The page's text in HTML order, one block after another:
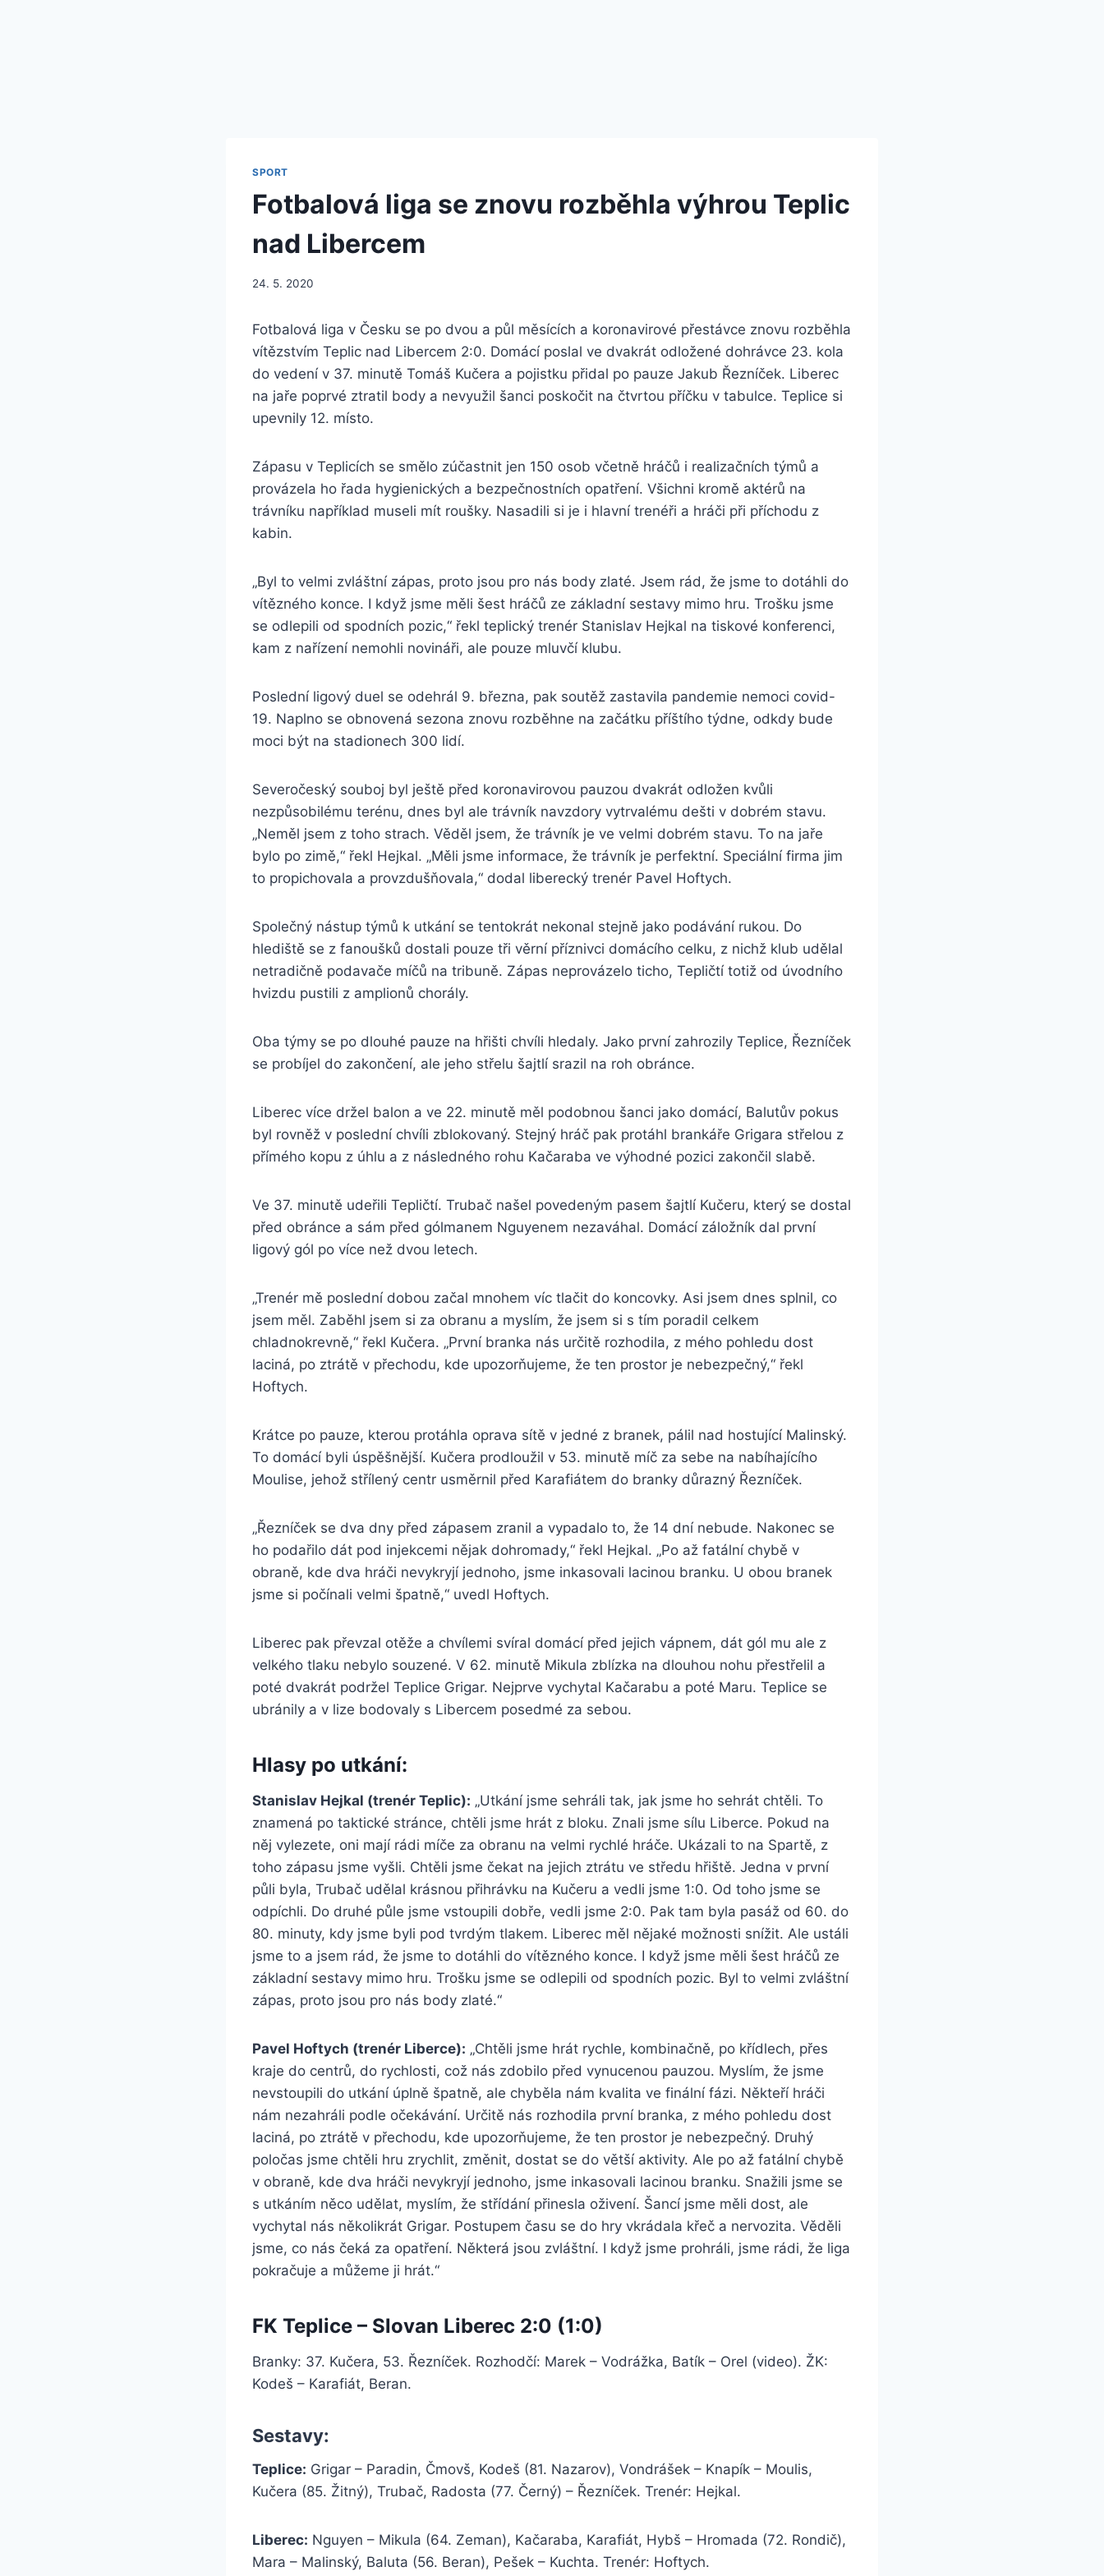
SPORT
Fotbalová liga se znovu rozběhla výhrou Teplic
nad Libercem
24. 5. 2020
Fotbalová liga v Česku se po dvou a půl měsících a koronavirové přestávce znovu rozběhla
vítězstvím Teplic nad Libercem 2:0. Domácí poslal ve dvakrát odložené dohrávce 23. kola
do vedení v 37. minutě Tomáš Kučera a pojistku přidal po pauze Jakub Řezníček. Liberec
na jaře poprvé ztratil body a nevyužil šanci poskočit na čtvrtou příčku v tabulce. Teplice si
upevnily 12. místo.
Zápasu v Teplicích se smělo zúčastnit jen 150 osob včetně hráčů i realizačních týmů a
provázela ho řada hygienických a bezpečnostních opatření. Všichni kromě aktérů na
trávníku například museli mít roušky. Nasadili si je i hlavní trenéři a hráči při příchodu z
kabin.
„Byl to velmi zvláštní zápas, proto jsou pro nás body zlaté. Jsem rád, že jsme to dotáhli do
vítězného konce. I když jsme měli šest hráčů ze základní sestavy mimo hru. Trošku jsme
se odlepili od spodních pozic,“ řekl teplický trenér Stanislav Hejkal na tiskové konferenci,
kam z nařízení nemohli novináři, ale pouze mluvčí klubu.
Poslední ligový duel se odehrál 9. března, pak soutěž zastavila pandemie nemoci covid-
19. Naplno se obnovená sezona znovu rozběhne na začátku příštího týdne, odkdy bude
moci být na stadionech 300 lidí.
Severočeský souboj byl ještě před koronavirovou pauzou dvakrát odložen kvůli
nezpůsobilému terénu, dnes byl ale trávník navzdory vytrvalému dešti v dobrém stavu.
„Neměl jsem z toho strach. Věděl jsem, že trávník je ve velmi dobrém stavu. To na jaře
bylo po zimě,“ řekl Hejkal. „Měli jsme informace, že trávník je perfektní. Speciální firma jim
to propichovala a provzdušňovala,“ dodal liberecký trenér Pavel Hoftych.
Společný nástup týmů k utkání se tentokrát nekonal stejně jako podávání rukou. Do
hlediště se z fanoušků dostali pouze tři věrní příznivci domácího celku, z nichž klub udělal
netradičně podavače míčů na tribuně. Zápas neprovázelo ticho, Tepličtí totiž od úvodního
hvizdu pustili z amplionů chorály.
Oba týmy se po dlouhé pauze na hřišti chvíli hledaly. Jako první zahrozily Teplice, Řezníček
se probíjel do zakončení, ale jeho střelu šajtlí srazil na roh obránce.
Liberec více držel balon a ve 22. minutě měl podobnou šanci jako domácí, Balutův pokus
byl rovněž v poslední chvíli zblokovaný. Stejný hráč pak protáhl brankáře Grigara střelou z
přímého kopu z úhlu a z následného rohu Kačaraba ve výhodné pozici zakončil slabě.
Ve 37. minutě udeřili Tepličtí. Trubač našel povedeným pasem šajtlí Kučeru, který se dostal
před obránce a sám před gólmanem Nguyenem nezaváhal. Domácí záložník dal první
ligový gól po více než dvou letech.
„Trenér mě poslední dobou začal mnohem víc tlačit do koncovky. Asi jsem dnes splnil, co
jsem měl. Zaběhl jsem si za obranu a myslím, že jsem si s tím poradil celkem
chladnokrevně,“ řekl Kučera. „První branka nás určitě rozhodila, z mého pohledu dost
laciná, po ztrátě v přechodu, kde upozorňujeme, že ten prostor je nebezpečný,“ řekl
Hoftych.
Krátce po pauze, kterou protáhla oprava sítě v jedné z branek, pálil nad hostující Malinský.
To domácí byli úspěšnější. Kučera prodloužil v 53. minutě míč za sebe na nabíhajícího
Moulise, jehož střílený centr usměrnil před Karafiátem do branky důrazný Řezníček.
„Řezníček se dva dny před zápasem zranil a vypadalo to, že 14 dní nebude. Nakonec se
ho podařilo dát pod injekcemi nějak dohromady,“ řekl Hejkal. „Po až fatální chybě v
obraně, kde dva hráči nevykryjí jednoho, jsme inkasovali lacinou branku. U obou branek
jsme si počínali velmi špatně,“ uvedl Hoftych.
Liberec pak převzal otěže a chvílemi svíral domácí před jejich vápnem, dát gól mu ale z
velkého tlaku nebylo souzené. V 62. minutě Mikula zblízka na dlouhou nohu přestřelil a
poté dvakrát podržel Teplice Grigar. Nejprve vychytal Kačarabu a poté Maru. Teplice se
ubránily a v lize bodovaly s Libercem posedmé za sebou.
Hlasy po utkání:
Stanislav Hejkal (trenér Teplic): „Utkání jsme sehráli tak, jak jsme ho sehrát chtěli. To
znamená po taktické stránce, chtěli jsme hrát z bloku. Znali jsme sílu Liberce. Pokud na
něj vylezete, oni mají rádi míče za obranu na velmi rychlé hráče. Ukázali to na Spartě, z
toho zápasu jsme vyšli. Chtěli jsme čekat na jejich ztrátu ve středu hřiště. Jedna v první
půli byla, Trubač udělal krásnou přihrávku na Kučeru a vedli jsme 1:0. Od toho jsme se
odpíchli. Do druhé půle jsme vstoupili dobře, vedli jsme 2:0. Pak tam byla pasáž od 60. do
80. minuty, kdy jsme byli pod tvrdým tlakem. Liberec měl nějaké možnosti snížit. Ale ustáli
jsme to a jsem rád, že jsme to dotáhli do vítězného konce. I když jsme měli šest hráčů ze
základní sestavy mimo hru. Trošku jsme se odlepili od spodních pozic. Byl to velmi zvláštní
zápas, proto jsou pro nás body zlaté.“
Pavel Hoftych (trenér Liberce): „Chtěli jsme hrát rychle, kombinačně, po křídlech, přes
kraje do centrů, do rychlosti, což nás zdobilo před vynucenou pauzou. Myslím, že jsme
nevstoupili do utkání úplně špatně, ale chyběla nám kvalita ve finální fázi. Někteří hráči
nám nezahráli podle očekávání. Určitě nás rozhodila první branka, z mého pohledu dost
laciná, po ztrátě v přechodu, kde upozorňujeme, že ten prostor je nebezpečný. Druhý
poločas jsme chtěli hru zrychlit, změnit, dostat se do větší aktivity. Ale po až fatální chybě
v obraně, kde dva hráči nevykryjí jednoho, jsme inkasovali lacinou branku. Snažili jsme se
s utkáním něco udělat, myslím, že střídání přinesla oživení. Šancí jsme měli dost, ale
vychytal nás několikrát Grigar. Postupem času se do hry vkrádala křeč a nervozita. Věděli
jsme, co nás čeká za opatření. Některá jsou zvláštní. I když jsme prohráli, jsme rádi, že liga
pokračuje a můžeme ji hrát.“
FK Teplice – Slovan Liberec 2:0 (1:0)
Branky: 37. Kučera, 53. Řezníček. Rozhodčí: Marek – Vodrážka, Batík – Orel (video). ŽK:
Kodeš – Karafiát, Beran.
Sestavy:
Teplice: Grigar – Paradin, Čmovš, Kodeš (81. Nazarov), Vondrášek – Knapík – Moulis,
Kučera (85. Žitný), Trubač, Radosta (77. Černý) – Řezníček. Trenér: Hejkal.
Liberec: Nguyen – Mikula (64. Zeman), Kačaraba, Karafiát, Hybš – Hromada (72. Rondič),
Mara – Malinský, Baluta (56. Beran), Pešek – Kuchta. Trenér: Hoftych.